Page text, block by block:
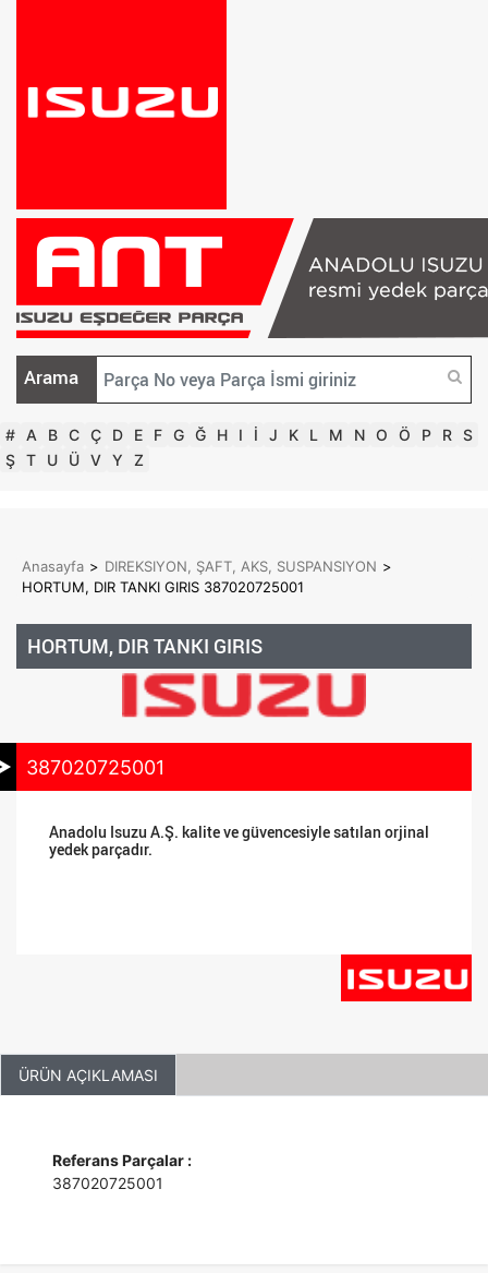
Arama
# A B C Ç D E F G Ğ H I İ J K L M N O Ö P R S
Ş T U Ü V Y Z
Anasayfa > DIREKSIYON, ŞAFT, AKS, SUSPANSIYON >
HORTUM, DIR TANKI GIRIS 387020725001
HORTUM, DIR TANKI GIRIS
387020725001
Anadolu Isuzu A.Ş. kalite ve güvencesiyle satılan orjinal
yedek parçadır.
ÜRÜN AÇIKLAMASI
Referans Parçalar :
387020725001